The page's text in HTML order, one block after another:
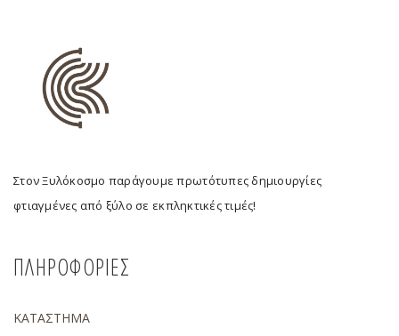
Στον Ξυλόκοσμο παράγουμε πρωτότυπες δημιουργίες
φτιαγμένες από ξύλο σε εκπληκτικές τιμές!
ΠΛΗΡΟΦΟΡΙΕΣ
ΚΑΤΑΣΤΗΜΑ